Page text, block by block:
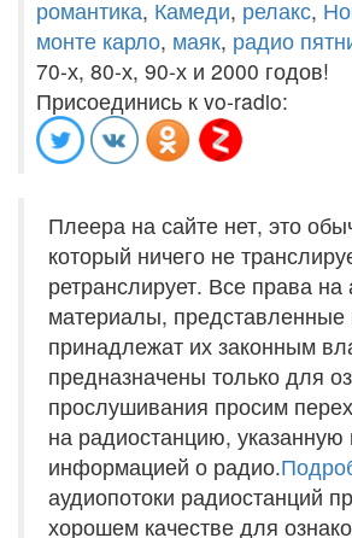
романтика, Камеди, релакс,
монте карло, маяк, радио
70-х, 80-х, 90-х и 2000 годов!
Присоединись к vo-radio:
Плеера на сайте нет, это
который ничего не
ретранслирует. Все права
материалы,
принадлежат их законным
предназначены только для
прослушивания просим
на радиостанцию, указанную
информацией о радио.
аудиопотоки радиостанций
хорошем качестве для